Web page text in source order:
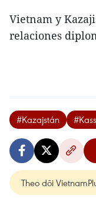
Vietnam y
relaciones
#Kazajstán
Theo dõi